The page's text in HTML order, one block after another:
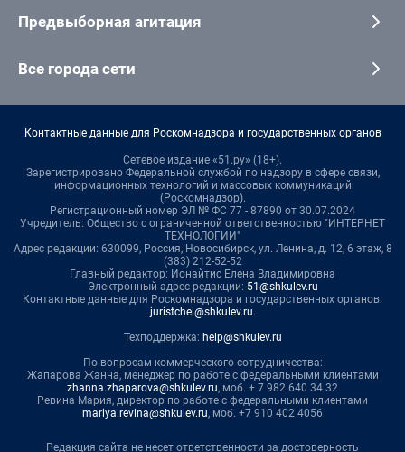
Предвыборная агитация
Все города сети
Контактные данные для Роскомнадзора и государственных органов
Сетевое издание «51.ру» (18+).
Зарегистрировано Федеральной службой по надзору в сфере связи,
информационных технологий и массовых коммуникаций
(Роскомнадзор).
Регистрационный номер ЭЛ № ФС 77 - 87890 от 30.07.2024
Учредитель: Общество с ограниченной ответственностью "ИНТЕРНЕТ
ТЕХНОЛОГИИ"
Адрес редакции: 630099, Россия, Новосибирск, ул. Ленина, д. 12, 6 этаж, 8
(383) 212-52-52
Главный редактор: Ионайтис Елена Владимировна
Электронный адрес редакции: 51@shkulev.ru
Контактные данные для Роскомнадзора и государственных органов:
juristchel@shkulev.ru.
Техподдержка: help@shkulev.ru
По вопросам коммерческого сотрудничества:
Жапарова Жанна, менеджер по работе с федеральными клиентами
zhanna.zhaparova@shkulev.ru, моб. + 7 982 640 34 32
Ревина Мария, директор по работе с федеральными клиентами
mariya.revina@shkulev.ru, моб. +7 910 402 4056
Редакция сайта не несет ответственности за достоверность